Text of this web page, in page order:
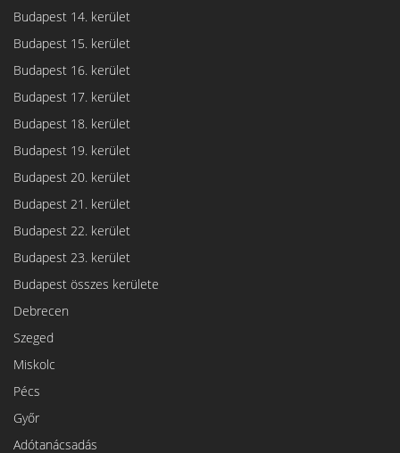
Budapest 14. kerület
Budapest 15. kerület
Budapest 16. kerület
Budapest 17. kerület
Budapest 18. kerület
Budapest 19. kerület
Budapest 20. kerület
Budapest 21. kerület
Budapest 22. kerület
Budapest 23. kerület
Budapest összes kerülete
Debrecen
Szeged
Miskolc
Pécs
Győr
Adótanácsadás